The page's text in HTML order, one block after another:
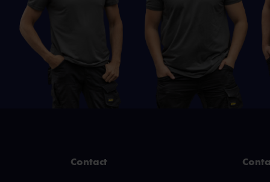
Contact